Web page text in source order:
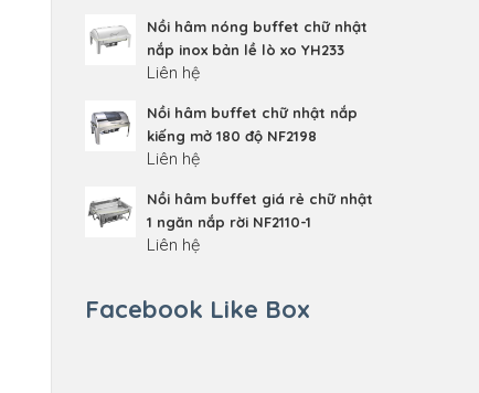
Nồi hâm nóng buffet chữ nhật
nắp inox bản lề lò xo YH233
Liên hệ
Nồi hâm buffet chữ nhật nắp
kiếng mở 180 độ NF2198
Liên hệ
Nồi hâm buffet giá rẻ chữ nhật
1 ngăn nắp rời NF2110-1
Liên hệ
Facebook Like Box